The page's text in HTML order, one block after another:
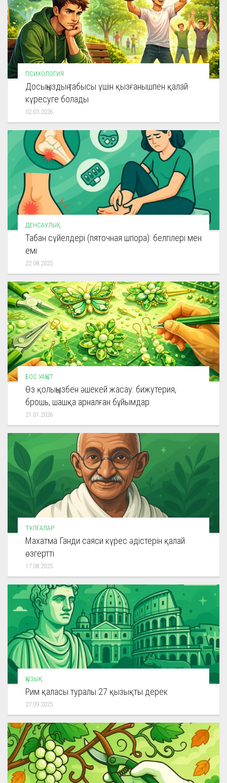
ПСИХОЛОГИЯ
Досыңыздың табысы үшін қызғанышпен қалай
күресуге болады
02.03.2026
ДЕНСАУЛЫҚ
Табан сүйелдері (пяточная шпора): белгілері мен
емі
22.08.2025
БОС УАҚЫТ
Өз қолыңызбен әшекей жасау: бижутерия,
брошь, шашқа арналған бұйымдар
21.01.2026
ТҰЛҒАЛАР
Махатма Ганди саяси күрес әдістерін қалай
өзгертті
17.08.2025
ҚЫЗЫҚ
Рим қаласы туралы 27 қызықты дерек
27.09.2025